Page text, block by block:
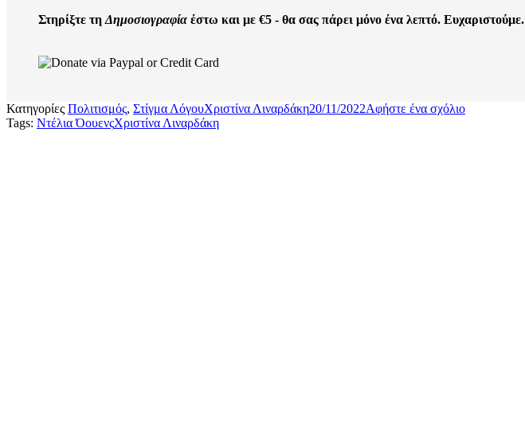
Στηρίξτε τη Δημοσιογραφία έστω και με €5 - θα σας πάρει μόνο ένα λεπτό. Ευχαριστούμε.
Κατηγορίες Πολιτισμός, Στίγμα ΛόγουΧριστίνα Λιναρδάκη20/11/2022Αφήστε ένα σχόλιο
Tags: Ντέλια ΌουενςΧριστίνα Λιναρδάκη